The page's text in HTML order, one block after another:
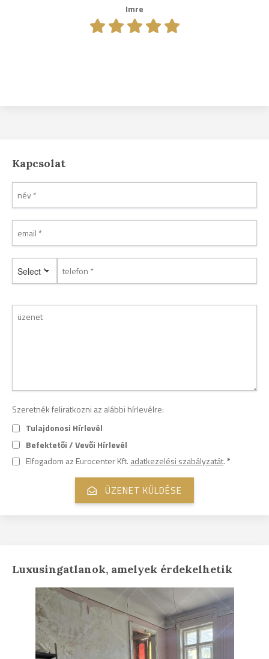
Imre
Kapcsolat
Select *
Szeretnék feliratkozni az alábbi hírlevélre:
Tulajdonosi Hírlevél
Befektetői / Vevői Hírlevél
Elfogadom az Eurocenter Kft. adatkezelési szabályzatát.*
Luxusingatlanok, amelyek érdekelhetik